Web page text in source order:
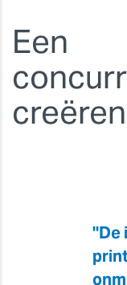
Een
creëren
"De